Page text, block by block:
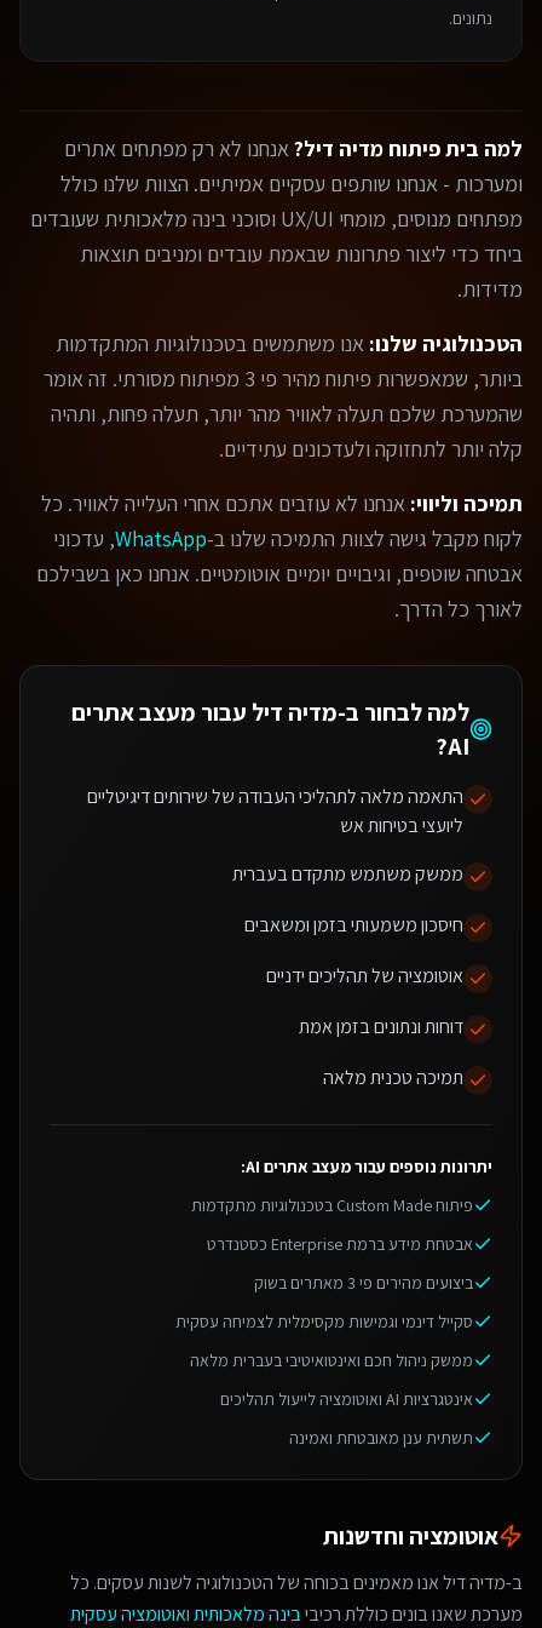
נתונים.
למה בית פיתוח מדיה דיל?אנחנו לא רק מפתחים אתרים
ומערכות - אנחנו שותפים עסקיים אמיתיים. הצוות שלנו כולל
מפתחים מנוסים, מומחי UX/UI וסוכני בינה מלאכותית שעובדים
ביחד כדי ליצור פתרונות שבאמת עובדים ומניבים תוצאות
מדידות.
הטכנולוגיה שלנו: אנו משתמשים בטכנולוגיות המתקדמות
ביותר, שמאפשרות פיתוח מהיר פי 3 מפיתוח מסורתי. זה אומר
שהמערכת שלכם תעלה לאוויר מהר יותר, תעלה פחות, ותהיה
קלה יותר לתחזוקה ולעדכונים עתידיים.
תמיכה וליווי: אנחנו לא עוזבים אתכם אחרי העלייה לאוויר. כל
לקוח מקבל גישה לצוות התמיכה שלנו ב-WhatsApp, עדכוני
אבטחה שוטפים, וגיבויים יומיים אוטומטיים. אנחנו כאן בשבילכם
לאורך כל הדרך.
למה לבחור ב-מדיה דיל עבור מעצב אתרים
AI
?
התאמה מלאה לתהליכי העבודה של שירותים דיגיטליים
ליועצי בטיחות אש
ממשק משתמש מתקדם בעברית
חיסכון משמעותי בזמן ומשאבים
אוטומציה של תהליכים ידניים
דוחות ונתונים בזמן אמת
תמיכה טכנית מלאה
יתרונות נוספים עבורמעצב אתרים AI
:
פיתוח Custom Made בטכנולוגיות מתקדמות
אבטחת מידע ברמת Enterprise כסטנדרט
ביצועים מהירים פי 3 מאתרים בשוק
סקייל דינמי וגמישות מקסימלית לצמיחה עסקית
ממשק ניהול חכם ואינטואיטיבי בעברית מלאה
אינטגרציות AI ואוטומציה לייעול תהליכים
תשתית ענן מאובטחת ואמינה
אוטומציה וחדשנות
ב-מדיה דיל אנו מאמינים בכוחה של הטכנולוגיה לשנות עסקים. כל
מערכת שאנו בונים כוללת רכיביבינה מלאכותיתואוטומציה עסקית